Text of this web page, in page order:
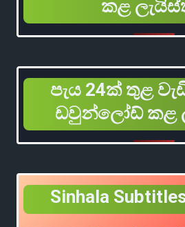
කළ
පැය 24ක් තුළ
ඩවුන්ලෝඩ් කළ
Sinhala